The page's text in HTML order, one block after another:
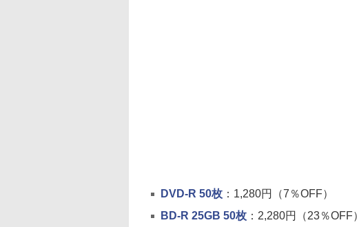
DVD-R 50枚 ：1,280円（7％OFF）
BD-R 25GB 50枚 ：2,280円（23％OFF）